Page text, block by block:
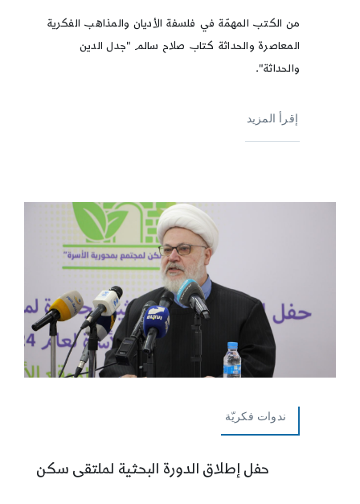
من الكتب المهمّة في فلسفة الأديان والمذاهب الفكرية
المعاصرة والحداثة كتاب صلاح سالم "جدل الدين
والحداثة".
إقرأ المزيد
ندوات فكريّة
حفل إطلاق الدورة البحثية لملتقى سكن